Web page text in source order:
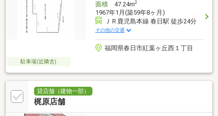
面積47.24m2
1967年1月(築59年8ヶ月)
ＪＲ鹿児島本線 春日駅 徒歩24分
その他の交通
福岡県春日市紅葉ヶ丘西１丁目
駐車場(近隣含)
貸店舗（建物一部）
梶原店舗